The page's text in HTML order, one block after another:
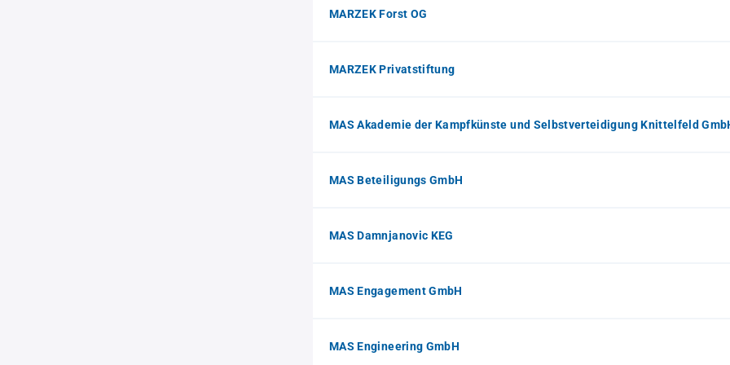
MARZEK Forst OG
MARZEK Privatstiftung
MAS Akademie der Kampfkünste und Selbstverteidigung Knittelfeld
MAS Beteiligungs GmbH
MAS Damnjanovic KEG
MAS Engagement GmbH
MAS Engineering GmbH